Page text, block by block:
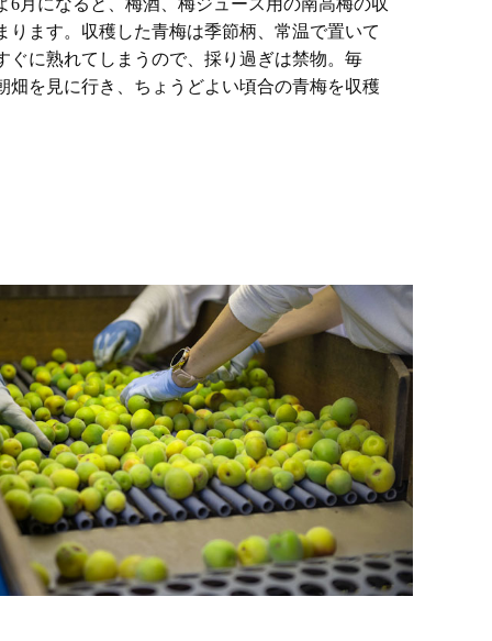
6月になると、梅酒、梅ジュース用の南高梅の収
ります。収穫した青梅は季節柄、常温で置いて
ぐに熟れてしまうので、採り過ぎは禁物。毎
畑を見に行き、ちょうどよい頃合の青梅を収穫